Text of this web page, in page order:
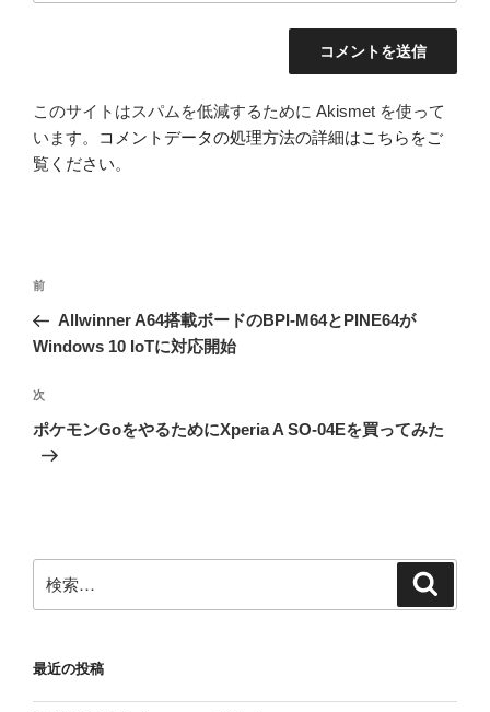
このサイトはスパムを低減するために Akismet を使って
います。
コメントデータの処理方法の詳細はこちらをご
覧ください。
投
ナ
ゲ
ー
シ
前
の
投
前
Allwinner A64搭載ボードのBPI-M64とPINE64が
Windows 10 IoTに対応開始
次
の
次
ポケモンGoをやるためにXperia A SO-04Eを買ってみた
索:
最近の投稿